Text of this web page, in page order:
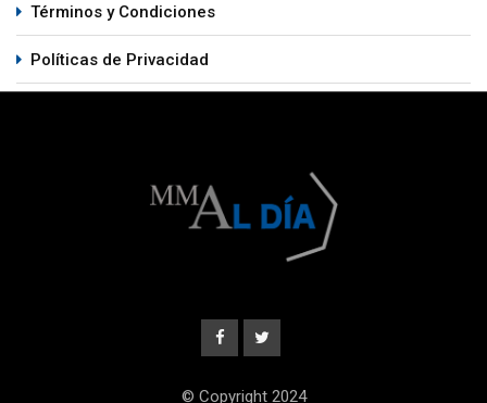
Términos y Condiciones
Políticas de Privacidad
© Copyright 2024